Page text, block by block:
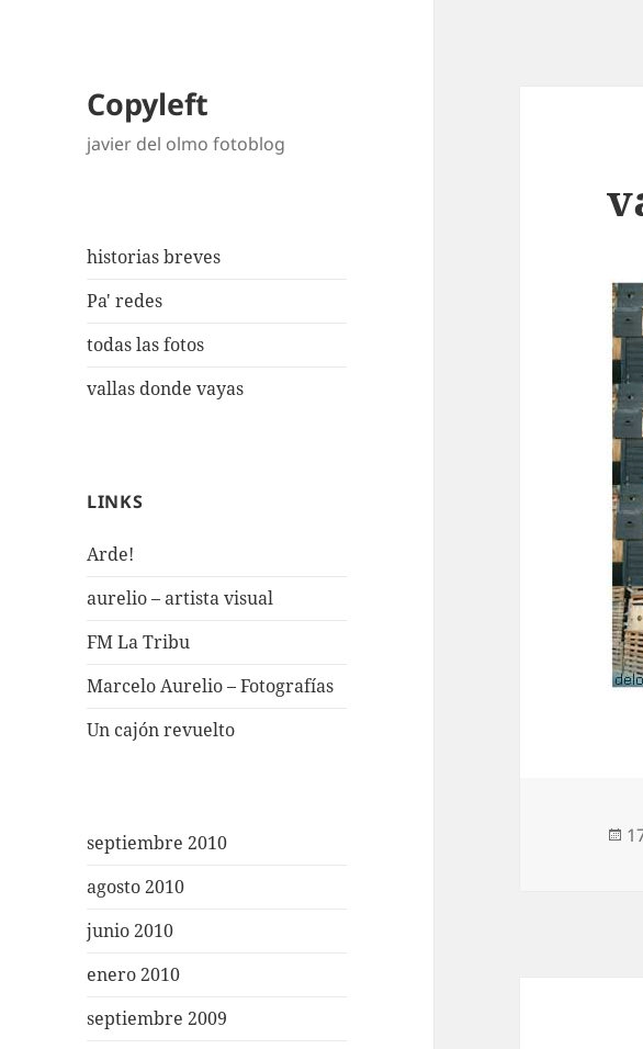
Copyleft
javier del olmo fotoblog
historias breves
Pa' redes
todas las fotos
vallas donde vayas
LINKS
Arde!
aurelio – artista visual
FM La Tribu
Marcelo Aurelio – Fotografías
Un cajón revuelto
septiembre 2010
agosto 2010
junio 2010
enero 2010
septiembre 2009